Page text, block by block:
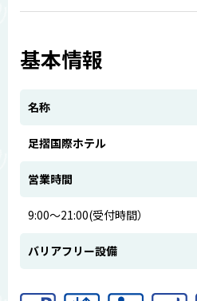
基本情報
名称
足摺国際ホテル
営業時間
9:00〜21:00(受付時間）
バリアフリー設備